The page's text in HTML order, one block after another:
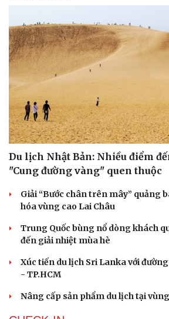
Văn hóa
Sân khấu - Điện ảnh
Văn học
Âm nhạc
Di sản
Nghệ sĩ
Thời
Du lịch Nhật Bản: Nhiều điểm
"Cung đường vàng" quen thuộc
Giải “Bước chân trên mây” quảng
hóa vùng cao Lai Châu
Trung Quốc bùng nổ dòng khách
đến giải nhiệt mùa hè
Xúc tiến du lịch Sri Lanka với
- TP.HCM
Nâng cấp sản phẩm du lịch tại